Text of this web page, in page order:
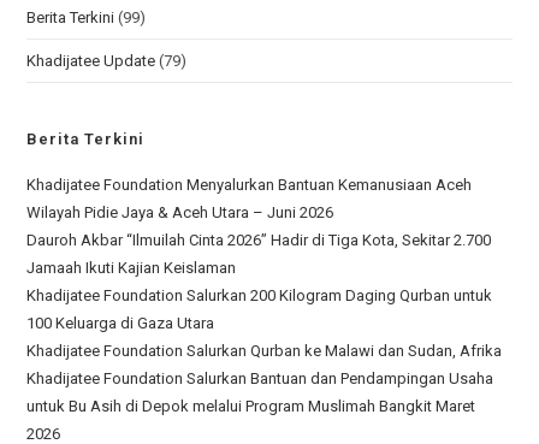
Berita Terkini (99)
Khadijatee Update (79)
Berita Terkini
Khadijatee Foundation Menyalurkan Bantuan Kemanusiaan Aceh
Wilayah Pidie Jaya & Aceh Utara – Juni 2026
Dauroh Akbar “Ilmuilah Cinta 2026” Hadir di Tiga Kota, Sekitar 2.700
Jamaah Ikuti Kajian Keislaman
Khadijatee Foundation Salurkan 200 Kilogram Daging Qurban untuk
100 Keluarga di Gaza Utara
Khadijatee Foundation Salurkan Qurban ke Malawi dan Sudan, Afrika
Khadijatee Foundation Salurkan Bantuan dan Pendampingan Usaha
untuk Bu Asih di Depok melalui Program Muslimah Bangkit Maret
2026